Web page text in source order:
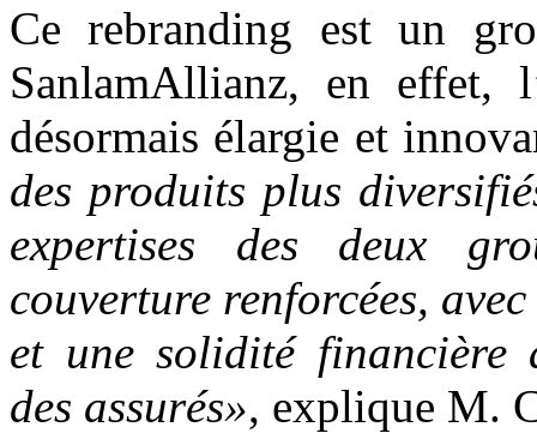
Ce rebranding est un
SanlamAllianz, en effet,
désormais élargie et
des produits plus
expertises des deux
couverture renforcées,
et une solidité financière
des assurés», explique M.